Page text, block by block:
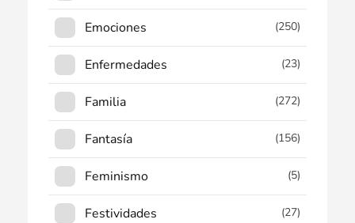
Emociones (250)
Enfermedades (23)
Familia (272)
Fantasía (156)
Feminismo (5)
Festividades (27)